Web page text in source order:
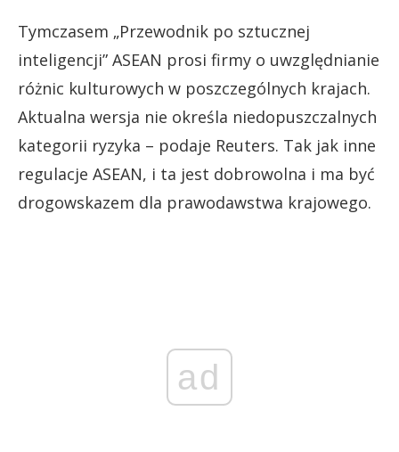
Tymczasem „Przewodnik po sztucznej
inteligencji” ASEAN prosi firmy o uwzględnianie
różnic kulturowych w poszczególnych krajach.
Aktualna wersja nie określa niedopuszczalnych
kategorii ryzyka – podaje Reuters. Tak jak inne
regulacje ASEAN, i ta jest dobrowolna i ma być
drogowskazem dla prawodawstwa krajowego.
ad